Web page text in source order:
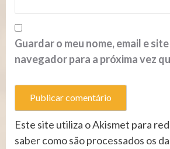
Guardar o meu nome, email e
navegador para a próxima vez
Este site utiliza o Akismet para
saber como são processados os